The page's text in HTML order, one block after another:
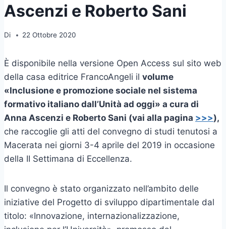
Ascenzi e Roberto Sani
Di 22 Ottobre 2020
È disponibile nella versione Open Access sul sito web
della casa editrice FrancoAngeli il volume
«Inclusione e promozione sociale nel sistema
formativo italiano dall’Unità ad oggi» a cura di
Anna Ascenzi e Roberto Sani (vai alla pagina >>>),
che raccoglie gli atti del convegno di studi tenutosi a
Macerata nei giorni 3-4 aprile del 2019 in occasione
della II Settimana di Eccellenza.
Il convegno è stato organizzato nell’ambito delle
iniziative del Progetto di sviluppo dipartimentale dal
titolo: «Innovazione, internazionalizzazione,